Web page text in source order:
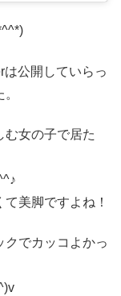
公開していらっ
む女の子で居た
美脚ですよね！
クでカッコよかっ